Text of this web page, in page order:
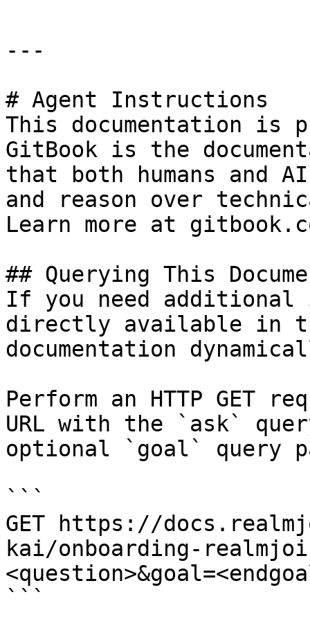
---
# Agent Instructions
This documentation is
GitBook is the
that both humans and
and reason over
Learn more at
## Querying This
If you need
directly available in
documentation
Perform an HTTP GET
URL with the `ask`
optional `goal` query
```
GET https://
kai/onboarding-
```